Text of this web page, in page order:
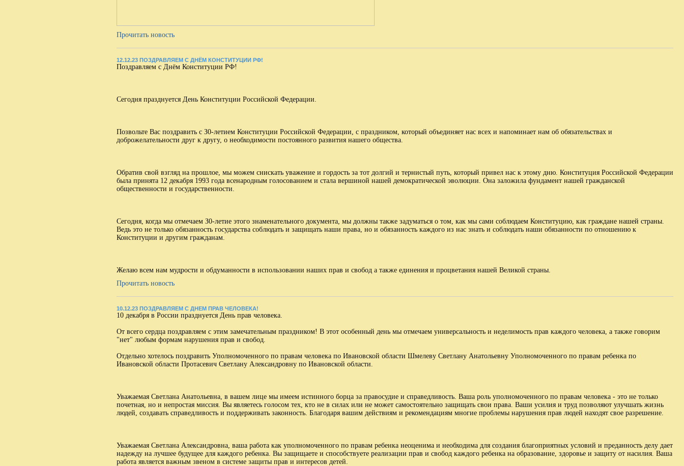
Прочитать новость
12.12.23 ПОЗДРАВЛЯЕМ С ДНЁМ КОНСТИТУЦИИ РФ!
Поздравляем с Днём Конституции РФ!
Сегодня празднуется День Конституции Российской Федерации.
Позвольте Вас поздравить с З0-летием Конституции Российской Федерации, с праздником, который объединяет нас всех и напоминает нам об обязательствах и
доброжелательности друг к другу, о необходимости постоянного развития нашего общества.
Обратив свой взгляд на прошлое, мы можем снискать уважение и гордость за тот долгий и тернистый путь, который привел нас к этому дню. Конституция Российской Федерации
была принята 12 декабря 1993 года всенародным голосованием и стала вершиной нашей демократической эволюции. Она заложила фундамент нашей гражданской
общественности и государственности.
Сегодня, когда мы отмечаем З0-летие этого знаменательного документа, мы должны также задуматься о том, как мы сами соблюдаем Конституцию, как граждане нашей страны.
Ведь это не только обязанность государства соблюдать и защищать наши права, но и обязанность каждого из нас знать и соблюдать наши обязанности по отношению к
Конституции и другим гражданам.
Желаю всем нам мудрости и обдуманности в использовании наших прав и свобод а также единения и процветания нашей Великой страны.
Прочитать новость
10.12.23 ПОЗДРАВЛЯЕМ С ДНЕМ ПРАВ ЧЕЛОВЕКА!
10 декабря в России празднуется День прав человека.
От всего сердца поздравляем с этим замечательным праздником! В этот особенный день мы отмечаем универсальность и неделимость прав каждого человека, а также говорим
"нет" любым формам нарушения прав и свобод.
Отдельно хотелось поздравить Уполномоченного по правам человека по Ивановской области Шмелеву Светлану Анатольевну Уполномоченного по правам ребенка по
Ивановской области Протасевич Светлану Александровну по Ивановской области.
Уважаемая Светлана Анатольевна, в вашем лице мы имеем истинного борца за правосудие и справедливость. Ваша роль уполномоченного по правам человека - это не только
почетная, но и непростая миссия. Вы являетесь голосом тех, кто не в силах или не может самостоятельно защищать свои права. Ваши усилия и труд позволяют улучшать жизнь
людей, создавать справедливость и поддерживать законность. Благодаря вашим действиям и рекомендациям многие проблемы нарушения прав людей находят свое разрешение.
Уважаемая Светлана Александровна, ваша работа как уполномоченного по правам ребенка неоценима и необходима для создания благоприятных условий и преданность делу дает
надежду на лучшее будущее для каждого ребенка. Вы защищаете и способствуете реализации прав и свобод каждого ребенка на образование, здоровье и защиту от насилия. Ваша
работа является важным звеном в системе защиты прав и интересов детей.